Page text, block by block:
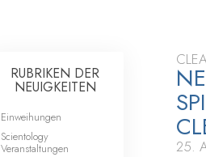
25.
RUBRIKEN DER
NEUIGKEITEN
Einweihungen
Scientology
Veranstaltungen